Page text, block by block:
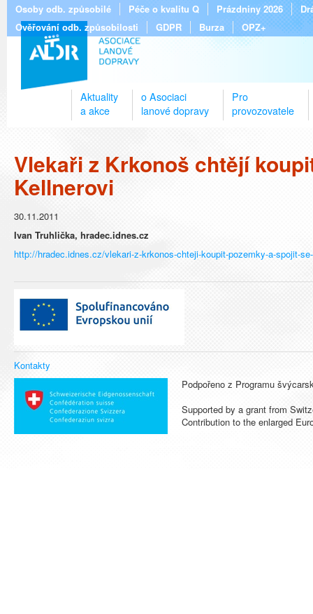
Osoby odb. způsobilé Péče o kvalitu Q Prázdniny 2026
Ověřování odb. způsobilosti
GDPR Burza OPZ+
Aktuality
a akce
o Asociaci
lanové dopravy
Pro
provozovatele
Vlekaři z Krkonoš chtějí
Kellnerovi
30.11.2011
Ivan Truhlička, hradec.idnes.cz
http://hradec.idnes.cz/vlekari-z-krkonos-chteji-koupit-pozemky-a-spojit-
Kontakty
Podpořeno z Programu
Supported by a grant from
Contribution to the enlarged